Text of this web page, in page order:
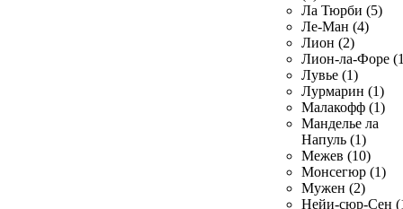
Ла Тюрби (5)
Ле-Ман (4)
Лион (2)
Лион-ла-Форе
Лувье (1)
Лурмарин (1)
Малакофф (1)
Манделье ла
Напуль (1)
Межев (10)
Монсегюр (1)
Мужен (2)
Нейи-сюр-Сен